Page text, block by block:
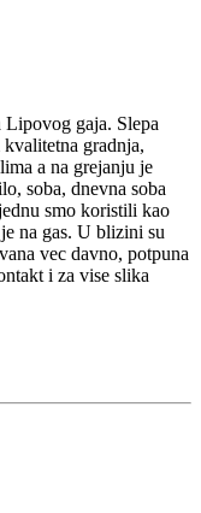
Lipovog gaja. Slepa
gradnja,
a na grejanju je
soba, dnevna soba
smo koristili kao
na gas. U blizini su
vec davno, potpuna
i za vise slika